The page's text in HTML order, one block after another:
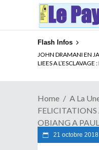
Flash Infos
ELECTION DE TALON
Quand Patrice quitte
Home
A La
FELICITATIONS
OBIANG A
21 octobre 2018